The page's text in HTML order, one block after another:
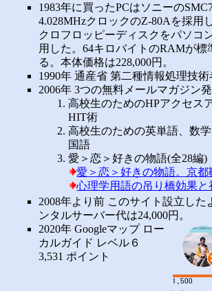
1983年に買ったPCはソニーの
4.028MHzクロックのZ-80Aを採用
クロフロッピーディスクをパソコ
用した。64キロバイトのRAMが標
る。本体価格は228,000円。
1990年 通産省 第二種情報処理技
2006年 3つの無料メールマガジン
高校生のためのHPアクセス
HIT術
高校生のための英単語、数学
国語
愛＞恋＞好きの物語(全28編)
愛＞恋＞好きの物語。京都
心理学用語の吊り橋効果と
2008年より前 このサイト設立した
ンタルサーバー代は24,000円。
2020年 Googleマップ ロー
カルガイド レベル６
3,531 ポイント